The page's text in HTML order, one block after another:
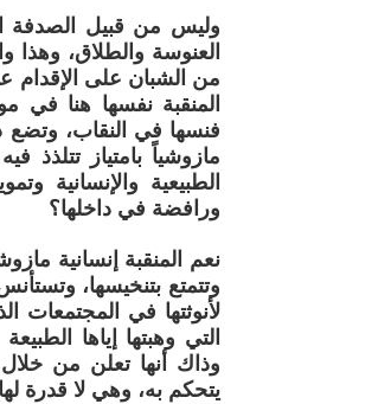
وليس من قبيل الصدفة
العنوسة والطلاق،
من الشبان على الإقدام
المنقبة نفسها هنا
فنسها في النقاب، وتضع
مازوشياً بامتياز تتلذذ
الطبيعية والإنسانية
ورافضة في داخلها؟
نعم المنقبة إنسانية
وتتمتع بتنخيسها،
لأنوثتها في المجتمعات
التي وهبتها إياها
وذاك أنها تعلن من
يتحكم به، وهي لا قدرة